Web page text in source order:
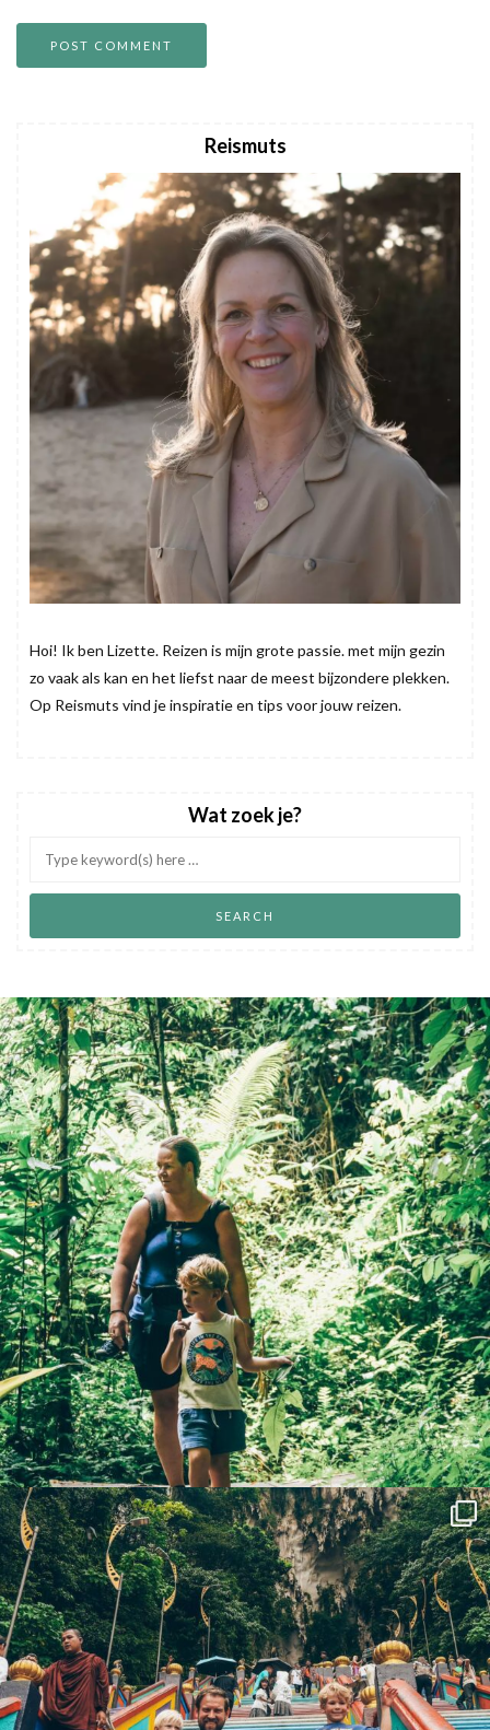
Reismuts
Hoi! Ik ben Lizette. Reizen is mijn grote passie. met mijn gezin
zo vaak als kan en het liefst naar de meest bijzondere plekken.
Op Reismuts vind je inspiratie en tips voor jouw reizen.
Wat zoek je?